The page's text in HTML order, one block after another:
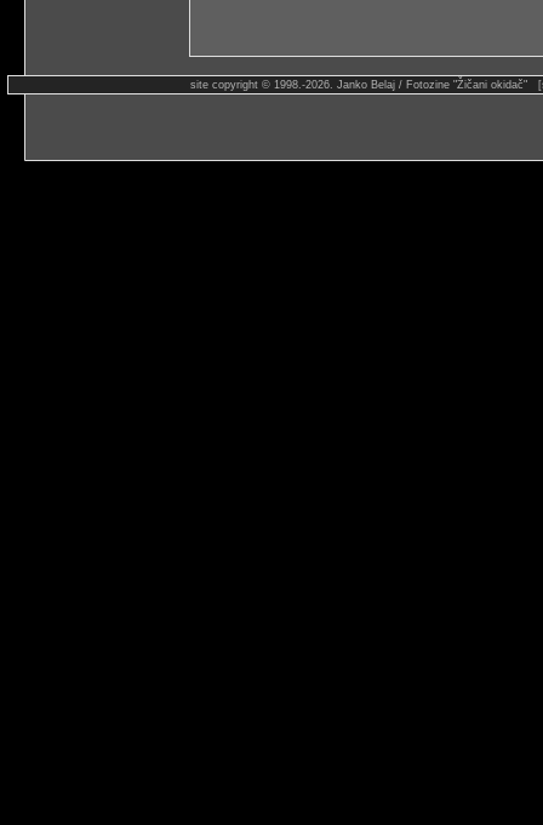
site copyright © 1998.-2026. Janko Belaj / Fotozine "Žičani okidač"